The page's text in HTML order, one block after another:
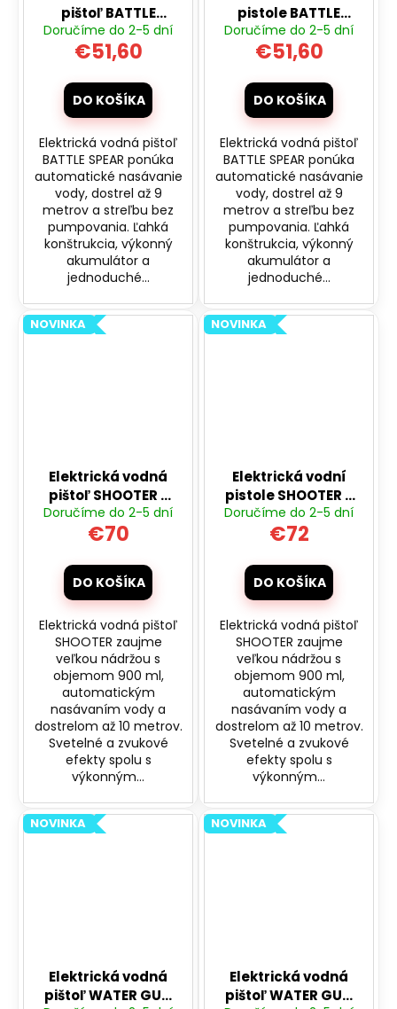
pištoľ BATTLE
SPEAR s
automatickým
Doručíme do 2-5 dní
€51,60
DO KOŠÍKA
Elektrická vodná pištoľ
BATTLE SPEAR ponúka
automatické nasávanie
vody, dostrel až 9
metrov a streľbu bez
pumpovania. Ľahká
konštrukcia, výkonný
akumulátor a
jednoduché...
pistole BATTLE
SPEAR s
automatickým
fialová
Doručíme do 2-5 dní
€51,60
DO KOŠÍKA
Elektrická vodná pištoľ
BATTLE SPEAR ponúka
automatické nasávanie
vody, dostrel až 9
metrov a streľbu bez
pumpovania. Ľahká
konštrukcia, výkonný
akumulátor a
jednoduché...
NOVINKA
Elektrická vodná
pištoľ SHOOTER s
automatickým
nasávaním vody -
Doručíme do 2-5 dní
€70
DO KOŠÍKA
Elektrická vodná pištoľ
SHOOTER zaujme
veľkou nádržou s
objemom 900 ml,
automatickým
nasávaním vody a
dostrelom až 10 metrov.
Svetelné a zvukové
efekty spolu s
výkonným...
NOVINKA
Elektrická vodní
pistole SHOOTER s
automatickým
nasáváním vody -
Doručíme do 2-5 dní
€72
DO KOŠÍKA
Elektrická vodná pištoľ
SHOOTER zaujme
veľkou nádržou s
objemom 900 ml,
automatickým
nasávaním vody a
dostrelom až 10 metrov.
Svetelné a zvukové
efekty spolu s
výkonným...
NOVINKA
Elektrická vodná
pištoľ WATER GUN
NOVINKA
Elektrická vodná
pištoľ WATER GUN